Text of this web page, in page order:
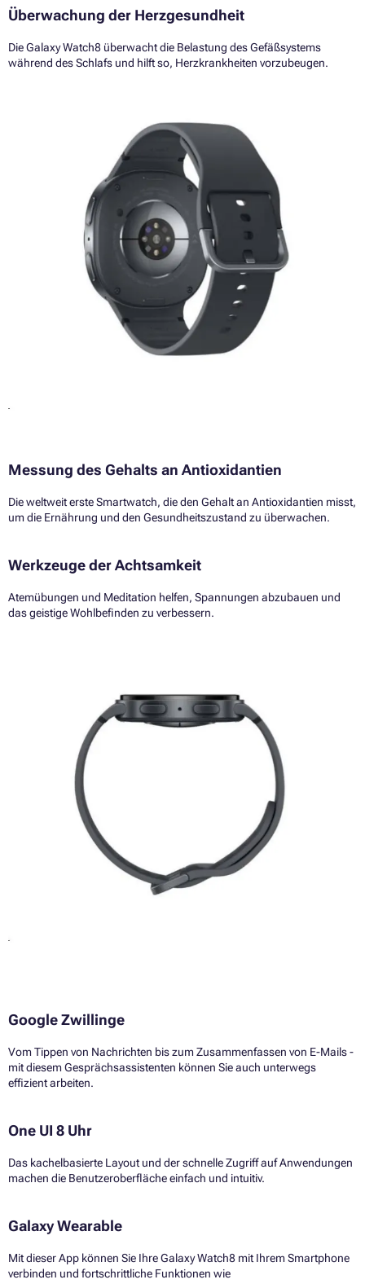
Überwachung der Herzgesundheit
Die Galaxy Watch8 überwacht die Belastung des Gefäßsystems
während des Schlafs und hilft so, Herzkrankheiten vorzubeugen.
Messung des Gehalts an Antioxidantien
Die weltweit erste Smartwatch, die den Gehalt an Antioxidantien misst,
um die Ernährung und den Gesundheitszustand zu überwachen.
Werkzeuge der Achtsamkeit
Atemübungen und Meditation helfen, Spannungen abzubauen und
das geistige Wohlbefinden zu verbessern.
Google Zwillinge
Vom Tippen von Nachrichten bis zum Zusammenfassen von E-Mails -
mit diesem Gesprächsassistenten können Sie auch unterwegs
effizient arbeiten.
One UI 8 Uhr
Das kachelbasierte Layout und der schnelle Zugriff auf Anwendungen
machen die Benutzeroberfläche einfach und intuitiv.
Galaxy Wearable
Mit dieser App können Sie Ihre Galaxy Watch8 mit Ihrem Smartphone
verbinden und fortschrittliche Funktionen wie